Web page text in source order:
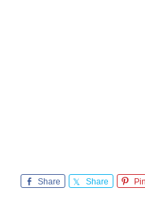
Share Share Pin